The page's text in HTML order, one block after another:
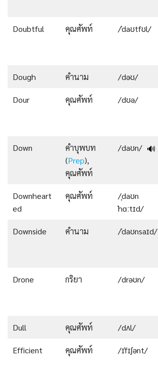
Doubtful คุณศัพท์ /ˈdaʊtfʊl/
Dough คำนาม /dəʊ/
Dour คุณศัพท์ /dʊə/
Down
คำบุพบท
(Prep),
คุณศัพท์
/daʊn/ 🔊
Downheart
ed
คุณศัพท์
/ˌdaʊn
ˈhɑːtɪd/
Downside คำนาม /ˈdaʊnsaɪd/
Drone กริยา /drəʊn/
Dull คุณศัพท์ /dʌl/
Efficient คุณศัพท์ /ɪˈfɪʃənt/